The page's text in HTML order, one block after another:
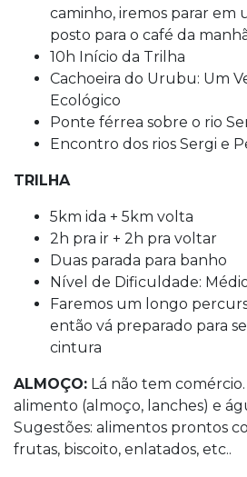
caminho, iremos parar em
posto para o café da
10h Início da Trilha
Cachoeira do Urubu: Um
Ecológico
Ponte férrea sobre o rio
Encontro dos rios Sergi e
TRILHA
5km ida + 5km volta
2h pra ir + 2h pra voltar
Duas parada para banho
Nível de Dificuldade:
Faremos um longo
então vá preparado para
cintura
ALMOÇO: Lá não tem
alimento (almoço, lanches) e
Sugestões: alimentos prontos
frutas, biscoito, enlatados, etc..